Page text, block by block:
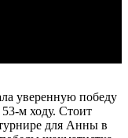
уверенную победу
м ходу. Стоит
для Анны в